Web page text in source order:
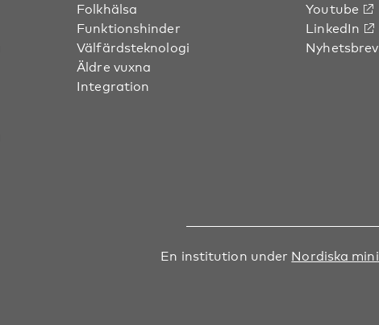
Folkhälsa
Funktionshinder
Välfärdsteknologi
Äldre vuxna
Integration
Youtube
LinkedIn
Nyhetsbrev
En institution under Nordiska